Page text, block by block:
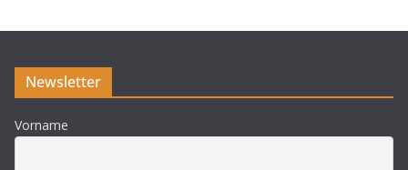
s
Newsletter
Vorname